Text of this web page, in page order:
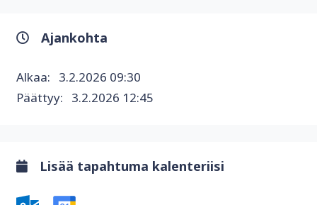
Ajankohta
Alkaa: 3.2.2026 09:30
Päättyy: 3.2.2026 12:45
Lisää tapahtuma kalenteriisi